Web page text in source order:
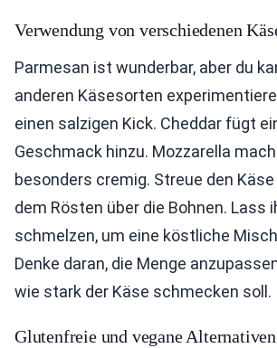
Verwendung von verschiedenen
Parmesan ist wunderbar, aber du
anderen Käsesorten
einen salzigen Kick. Cheddar fügt
Geschmack hinzu. Mozzarella
besonders cremig. Streue den
dem Rösten über die Bohnen. Lass
schmelzen, um eine köstliche
Denke daran, die Menge
wie stark der Käse schmecken soll.
Glutenfreie und vegane Alternativen